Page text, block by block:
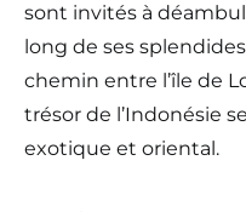
sont invités à
long de ses
chemin entre l’île de
trésor de l’Indonésie
exotique et oriental.